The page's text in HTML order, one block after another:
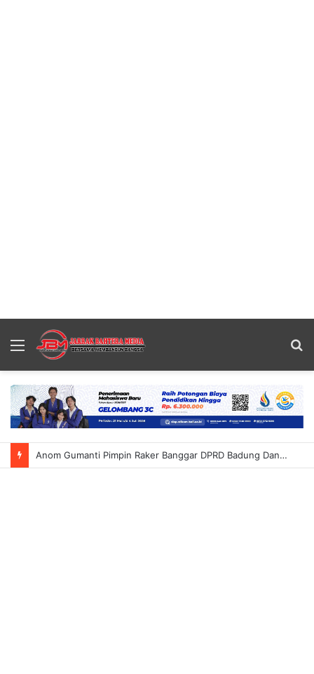
Menu
Anom Gumanti Pimpin Raker Banggar DPRD Badung Dan TAPD Bahas KUA-PPAS 2027 Tekankan Program Harus Berdampak Nyata Bagi Masyarakat